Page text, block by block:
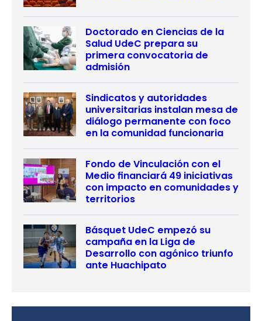
Doctorado en Ciencias de la
Salud UdeC prepara su
primera convocatoria de
admisión
Sindicatos y autoridades
universitarias instalan mesa de
diálogo permanente con foco
en la comunidad funcionaria
Fondo de Vinculación con el
Medio financiará 49 iniciativas
con impacto en comunidades y
territorios
Básquet UdeC empezó su
campaña en la Liga de
Desarrollo con agónico triunfo
ante Huachipato